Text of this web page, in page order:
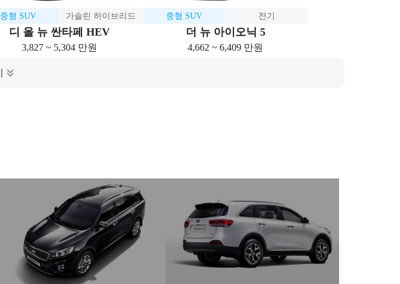
중형 SUV 가솔린 하이브리드
디 올 뉴 싼타페 HEV
3,827 ~ 5,304 만원
중형 SUV 전기
더 뉴 아이오닉 5
4,662 ~ 6,409 만원